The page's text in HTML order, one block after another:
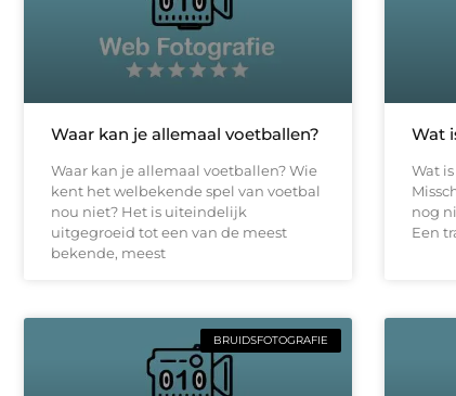
Waar kan je allemaal voetballen?
Waar kan je allemaal voetballen? Wie
kent het welbekende spel van voetbal
nou niet? Het is uiteindelijk
uitgegroeid tot een van de meest
bekende, meest
Wat
Wat
nog
Een
BRUIDSFOTOGRAFIE